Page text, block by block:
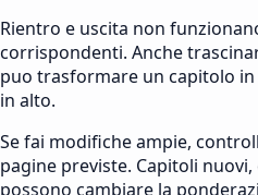
Rientro e uscita non
corrispondenti. Anche
puo trasformare un capitolo
in alto.
Se fai modifiche ampie,
pagine previste. Capitoli
possono cambiare la